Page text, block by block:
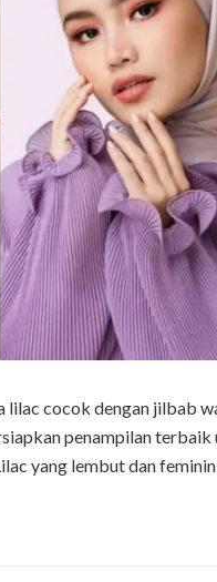
lilac cocok dengan jilbab
penampilan
yang lembut dan